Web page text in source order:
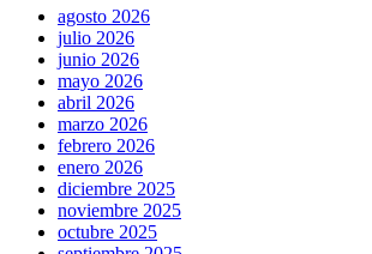
agosto 2026
julio 2026
junio 2026
mayo 2026
abril 2026
marzo 2026
febrero 2026
enero 2026
diciembre 2025
noviembre 2025
octubre 2025